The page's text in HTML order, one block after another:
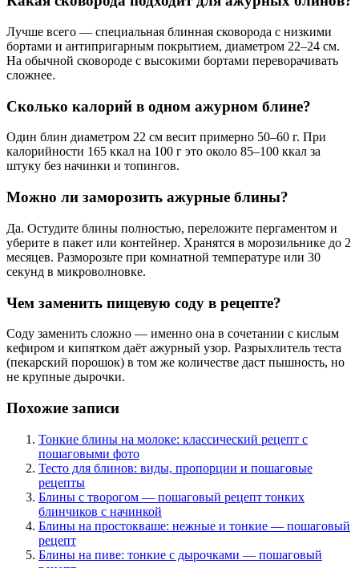
Лучше всего — специальная блинная сковорода с низкими
бортами и антипригарным покрытием, диаметром 22–24 см.
На обычной сковороде с высокими бортами переворачивать
сложнее.
Сколько калорий в одном ажурном блине?
Один блин диаметром 22 см весит примерно 50–60 г. При
калорийности 165 ккал на 100 г это около 85–100 ккал за
штуку без начинки и топингов.
Можно ли заморозить ажурные блины?
Да. Остудите блины полностью, переложите пергаментом и
уберите в пакет или контейнер. Хранятся в морозильнике до 2
месяцев. Разморозьте при комнатной температуре или 30
секунд в микроволновке.
Чем заменить пищевую соду в рецепте?
Соду заменить сложно — именно она в сочетании с кислым
кефиром и кипятком даёт ажурный узор. Разрыхлитель теста
(пекарский порошок) в том же количестве даст пышность, но
не крупные дырочки.
Похожие записи
Тонкие блины на молоке: классический рецепт с
пошаговыми фото
Тесто для блинов: виды, пропорции и пошаговые
рецепты
Блины с творогом — пошаговый рецепт тонких
блинчиков с начинкой
Блины на простокваше: нежные и тонкие — пошаговый
рецепт
Блины на пиве: тонкие с дырочками — пошаговый